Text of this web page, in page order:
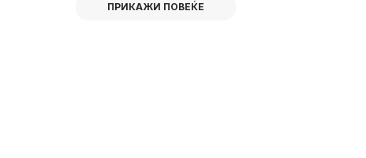
ПРИКАЖИ ПОВЕЌЕ